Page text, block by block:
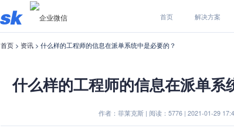
首页 解决方案
首页> 资讯> 什么样的工程师的信息在派单系统中是必要的？
什么样的工程师的信息在派单系
作者：菲莱克斯 | 阅读：5776 | 2021-01-29